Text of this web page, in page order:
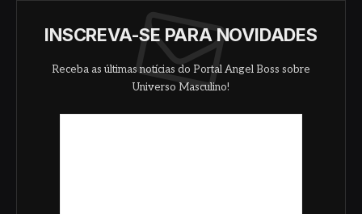
INSCREVA-SE PARA NOVIDADES
Receba as últimas notícias do Portal Angel Boss sobre
Universo Masculino!